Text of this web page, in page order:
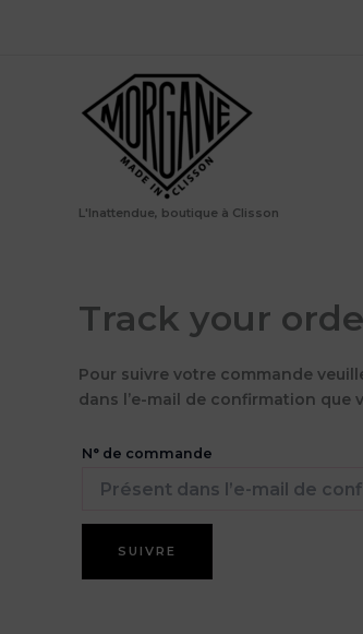
L'Inattendue, boutique à Clisson
Track your
Pour suivre votre commande
dans l’e-mail de confirmation que
N° de commande
SUIVRE